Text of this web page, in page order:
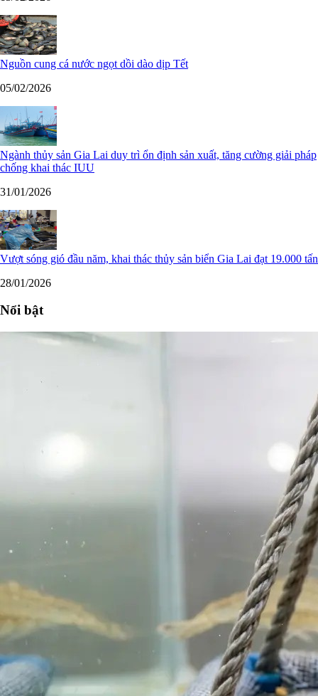
Nguồn cung cá nước ngọt dồi dào dịp Tết
05/02/2026
Ngành thủy sản Gia Lai duy trì ổn định sản xuất, tăng cường giải pháp
chống khai thác IUU
31/01/2026
Vượt sóng gió đầu năm, khai thác thủy sản biển Gia Lai đạt 19.000 tấn
28/01/2026
Nổi bật